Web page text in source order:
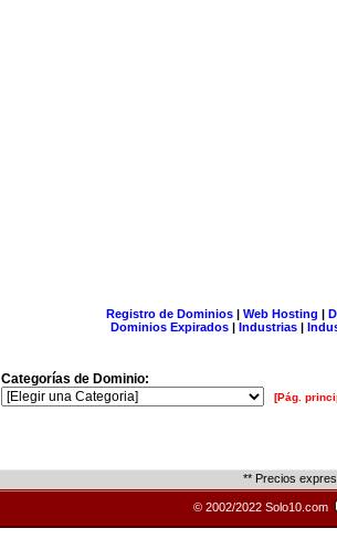
Registro de Dominios| Web Hosting |
Dominios Expirados | Industrias |
Categorías de Dominio:
[Pág.
** Precios
© 2002/2022 Solo10.com